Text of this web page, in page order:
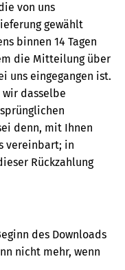
von uns
gewählt
binnen 14 Tagen
die Mitteilung über
uns eingegangen ist.
wir dasselbe
denn, mit Ihnen
vereinbart; in
Rückzahlung
des Downloads
nicht mehr, wenn